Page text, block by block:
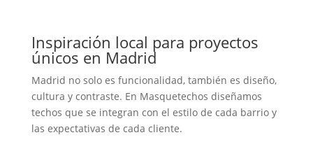
Inspiración local para proyectos
únicos en Madrid
Madrid no solo es funcionalidad, también es diseño,
cultura y contraste. En Masquetechos diseñamos
techos que se integran con el estilo de cada barrio y
las expectativas de cada cliente.